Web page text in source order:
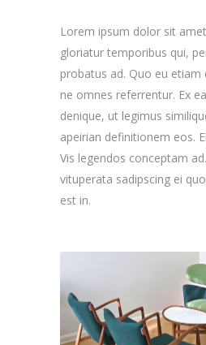
Lorem ipsum dolor sit
gloriatur temporibus qui,
probatus ad. Quo eu etiam
ne omnes referrentur. Ex
denique, ut legimus
apeirian definitionem eos.
Vis legendos conceptam
vituperata sadipscing ei
est in.